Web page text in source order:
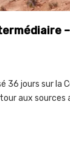
36 jours sur la
aux sources